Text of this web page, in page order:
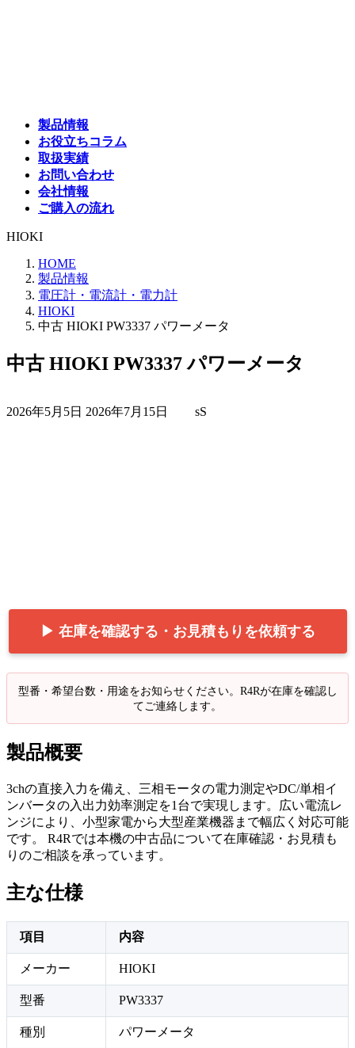
製品情報
お役立ちコラム
取扱実績
お問い合わせ
会社情報
ご購入の流れ
HIOKI
HOME
製品情報
電圧計・電流計・電力計
HIOKI
中古 HIOKI PW3337 パワーメータ
中古 HIOKI PW3337 パワーメータ
2026年5月5日 終
2026年7月15日 sS
▶ 在庫を確認する・お見積もりを依頼する
型番・希望台数・用途をお知らせください。R4Rが在庫を確認し
てご連絡します。
製品概要
3chの直接入力を備え、三相モータの電力測定やDC/単相イ
ンバータの入出力効率測定を1台で実現します。広い電流レ
ンジにより、小型家電から大型産業機器まで幅広く対応可能
です。 R4Rでは本機の中古品について在庫確認・お見積も
りのご相談を承っています。
主な仕様
項目 内容
メーカー HIOKI
型番 PW3337
種別 パワーメータ